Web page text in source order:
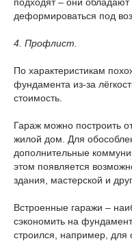
деформироваться под
4. Профлист.
По характеристикам
фундамента из-за
стоимость.
Гараж можно построить
жилой дом. Для
дополнительные
этом появляется
здания, мастерской и
Встроенные гаражи –
сэкономить на
строился, например,